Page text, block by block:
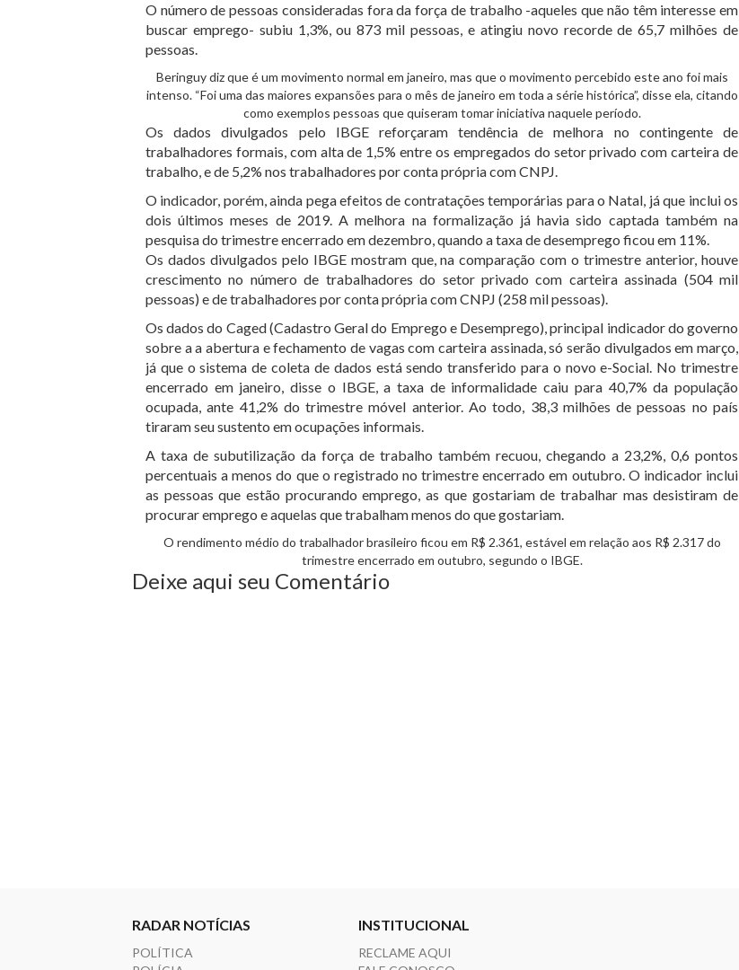
O número de pessoas consideradas fora da força de trabalho -aqueles que não têm interesse em
buscar emprego- subiu 1,3%, ou 873 mil pessoas, e atingiu novo recorde de 65,7 milhões de
pessoas.
Beringuy diz que é um movimento normal em janeiro, mas que o movimento percebido este ano foi mais
intenso. “Foi uma das maiores expansões para o mês de janeiro em toda a série histórica”, disse ela, citando
como exemplos pessoas que quiseram tomar iniciativa naquele período.
Os dados divulgados pelo IBGE reforçaram tendência de melhora no contingente de
trabalhadores formais, com alta de 1,5% entre os empregados do setor privado com carteira de
trabalho, e de 5,2% nos trabalhadores por conta própria com CNPJ.
O indicador, porém, ainda pega efeitos de contratações temporárias para o Natal, já que inclui os
dois últimos meses de 2019. A melhora na formalização já havia sido captada também na
pesquisa do trimestre encerrado em dezembro, quando a taxa de desemprego ficou em 11%.
Os dados divulgados pelo IBGE mostram que, na comparação com o trimestre anterior, houve
crescimento no número de trabalhadores do setor privado com carteira assinada (504 mil
pessoas) e de trabalhadores por conta própria com CNPJ (258 mil pessoas).
Os dados do Caged (Cadastro Geral do Emprego e Desemprego), principal indicador do governo
sobre a a abertura e fechamento de vagas com carteira assinada, só serão divulgados em março,
já que o sistema de coleta de dados está sendo transferido para o novo e-Social. No trimestre
encerrado em janeiro, disse o IBGE, a taxa de informalidade caiu para 40,7% da população
ocupada, ante 41,2% do trimestre móvel anterior. Ao todo, 38,3 milhões de pessoas no país
tiraram seu sustento em ocupações informais.
A taxa de subutilização da força de trabalho também recuou, chegando a 23,2%, 0,6 pontos
percentuais a menos do que o registrado no trimestre encerrado em outubro. O indicador inclui
as pessoas que estão procurando emprego, as que gostariam de trabalhar mas desistiram de
procurar emprego e aquelas que trabalham menos do que gostariam.
O rendimento médio do trabalhador brasileiro ficou em R$ 2.361, estável em relação aos R$ 2.317 do
trimestre encerrado em outubro, segundo o IBGE.
Deixe aqui seu Comentário
RADAR NOTÍCIAS
POLÍTICA
INSTITUCIONAL
RECLAME AQUI